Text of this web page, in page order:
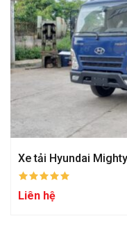
Xe tải Hyundai
Liên hệ